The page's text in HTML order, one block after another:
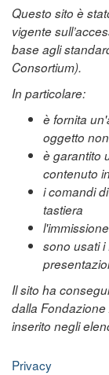
Questo sito è
vigente
base agli
Consortium).
In particolare:
è fornita
oggetto
è garantito
contenuto
i comandi
tastiera
sono usati i
Il sito ha
dalla Fondazione
inserito negli
Privacy